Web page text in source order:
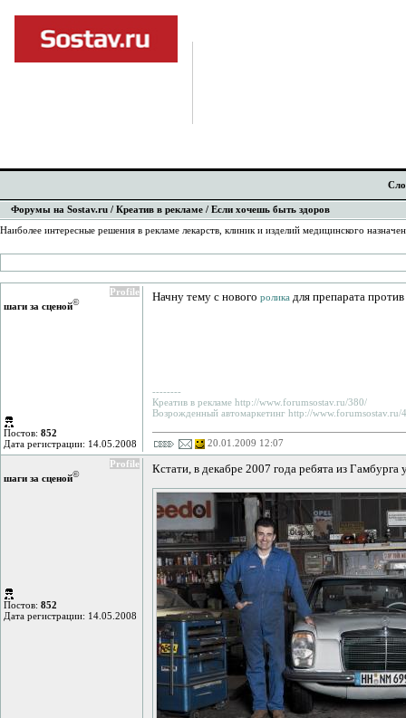
Форумы на Sostav.ru / Креатив в рекламе / Если хочешь быть здоров
Наиболее интересные решения в рекламе лекарств, клиник и изделий медицинского
Profile
шаги за сценой©
Постов: 852
Дата регистрации: 14.05.2008
Начну тему с нового ролика для препарата
--------
Креатив в рекламе http://www.forumsostav.ru/380/
Возрожденный автомаркетинг http://www.forumsostav.ru/
20.01.2009 12:07
Profile
шаги за сценой©
Постов: 852
Дата регистрации: 14.05.2008
Кстати, в декабре 2007 года ребята из